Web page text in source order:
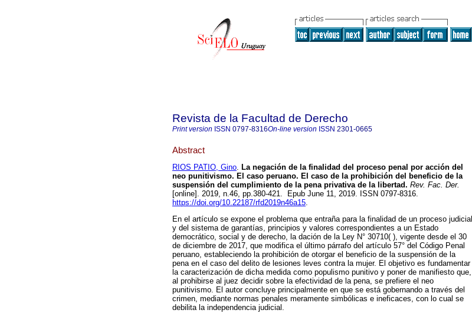
Revista de la Facultad de Derecho
Print version ISSN 0797-8316On-line version ISSN 2301-0665
Abstract
RIOS PATIO, Gino. La negación de la finalidad del proceso penal por acción del
neo punitivismo. El caso peruano. El caso de la prohibición del beneficio de la
suspensión del cumplimiento de la pena privativa de la libertad. Rev. Fac. Der.
[online]. 2019, n.46, pp.380-421. Epub June 11, 2019. ISSN 0797-8316.
https://doi.org/10.22187/rfd2019n46a15.
En el artículo se expone el problema que entraña para la finalidad de un proceso judicial
y del sistema de garantías, principios y valores correspondientes a un Estado
democrático, social y de derecho, la dación de la Ley N° 30710( ), vigente desde el 30
de diciembre de 2017, que modifica el último párrafo del artículo 57° del Código Penal
peruano, estableciendo la prohibición de otorgar el beneficio de la suspensión de la
pena en el caso del delito de lesiones leves contra la mujer. El objetivo es fundamentar
la caracterización de dicha medida como populismo punitivo y poner de manifiesto que,
al prohibirse al juez decidir sobre la efectividad de la pena, se prefiere el neo
punitivismo. El autor concluye principalmente en que se está gobernando a través del
crimen, mediante normas penales meramente simbólicas e ineficaces, con lo cual se
debilita la independencia judicial.